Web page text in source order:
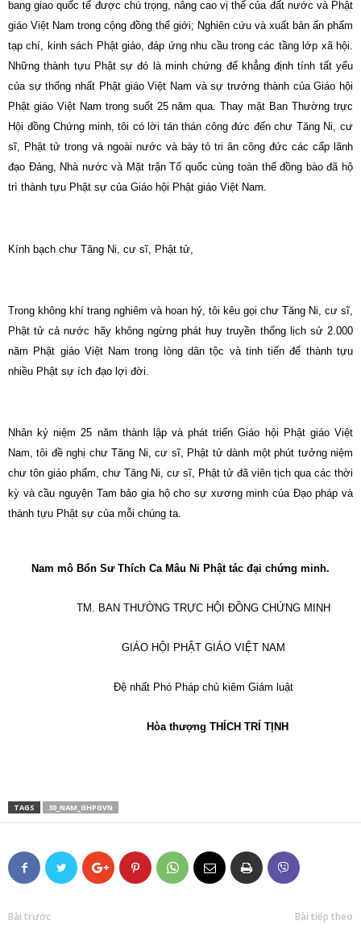
bang giao quốc tế được chú trọng, nâng cao vị thế của đất nước và Phật
giáo Việt Nam trong cộng đồng thế giới; Nghiên cứu và xuất bản ấn phẩm
tạp chí, kinh sách Phật giáo, đáp ứng nhu cầu trong các tầng lớp xã hội.
Những thành tựu Phật sự đó là minh chứng để khẳng định tính tất yếu
của sự thống nhất Phật giáo Việt Nam và sự trưởng thành của Giáo hội
Phật giáo Việt Nam trong suốt 25 năm qua. Thay mặt Ban Thường trực
Hội đồng Chứng minh, tôi có lời tán thán công đức đến chư Tăng Ni, cư
sĩ, Phật tử trong và ngoài nước và bày tỏ tri ân công đức các cấp lãnh
đạo Đảng, Nhà nước và Mặt trận Tổ quốc cùng toàn thể đồng bào đã hộ
trì thành tựu Phật sự của Giáo hội Phật giáo Việt Nam.
Kính bạch chư Tăng Ni, cư sĩ, Phật tử,
Trong không khí trang nghiêm và hoan hỷ, tôi kêu gọi chư Tăng Ni, cư sĩ,
Phật tử cả nước hãy không ngừng phát huy truyền thống lịch sử 2.000
năm Phật giáo Việt Nam trong lòng dân tộc và tinh tiến để thành tựu
nhiều Phật sự ích đạo lợi đời.
Nhân kỷ niệm 25 năm thành lập và phát triển Giáo hội Phật giáo Việt
Nam, tôi đề nghị chư Tăng Ni, cư sĩ, Phật tử dành một phút tưởng niệm
chư tôn giáo phẩm, chư Tăng Ni, cư sĩ, Phật tử đã viên tịch qua các thời
kỳ và cầu nguyện Tam bảo gia hộ cho sự xương minh của Đạo pháp và
thành tựu Phật sự của mỗi chúng ta.
Nam mô Bổn Sư Thích Ca Mâu Ni Phật tác đại chứng minh.
TM. BAN THƯỜNG TRỰC HỘI ĐỒNG CHỨNG MINH
GIÁO HỘI PHẬT GIÁO VIỆT NAM
Đệ nhất Phó Pháp chủ kiêm Giám luật
Hòa thượng THÍCH TRÍ TỊNH
TAGS 30_NAM_GHPGVN
Bài trước Bài tiếp theo